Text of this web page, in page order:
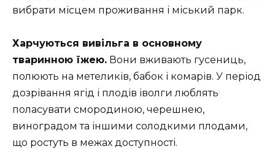
вибрати місцем проживання і міський парк.
Харчуються вивільга в основному
тваринною їжею. Вони вживають гусениць,
полюють на метеликів, бабок і комарів. У період
дозрівання ягід і плодів іволги люблять
поласувати смородиною, черешнею,
виноградом та іншими солодкими плодами,
що ростуть в межах доступності.